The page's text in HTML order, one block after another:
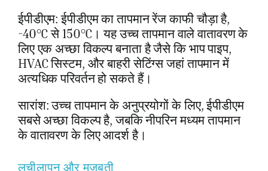
ईपीडीएम: ईपीडीएम का तापमान रेंज काफी चौड़ा है,
-40°C से 150°C। यह उच्च तापमान वाले वातावरण के
लिए एक अच्छा विकल्प बनाता है जैसे कि भाप पाइप,
HVAC सिस्टम, और बाहरी सेटिंग्स जहां तापमान में
अत्यधिक परिवर्तन हो सकते हैं।
सारांश: उच्च तापमान के अनुप्रयोगों के लिए, ईपीडीएम
सबसे अच्छा विकल्प है, जबकि नीपरिन मध्यम तापमान
के वातावरण के लिए आदर्श है।
लचीलापन और मजबूती